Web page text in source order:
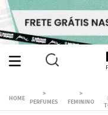
PERFUMES FEMININO